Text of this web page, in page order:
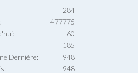
284
477775
60
185
948
Dernière:
948